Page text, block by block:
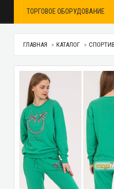
ТОРГОВОЕ ОБОРУДОВАНИЕ
ГЛАВНАЯ КАТАЛОГ